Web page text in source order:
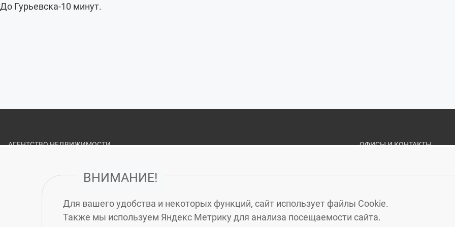
До Гурьевска-10 минут.
АГЕНТСТВО НЕДВИЖИМОСТИ
ПОЛИТИКА ОБРАБОТКИ ПЕРСОНАЛЬНЫХ ДАННЫХ
ОФИСЫ И КОНТАКТЫ
ЗЕЛЕНОГРАДСК
СВЕТЛОГОРСК
ВНИМАНИЕ!
Для вашего удобства и некоторых функций, сайт использует файлы Cookie.
Также мы используем Яндекс Метрику для анализа посещаемости сайта.